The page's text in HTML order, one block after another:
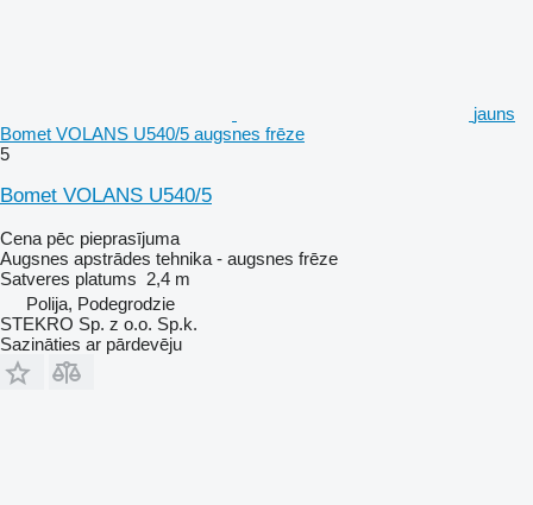
jauns
Bomet VOLANS U540/5 augsnes frēze
5
Bomet VOLANS U540/5
Cena pēc pieprasījuma
Augsnes apstrādes tehnika - augsnes frēze
Satveres platums 2,4 m
Polija, Podegrodzie
STEKRO Sp. z o.o. Sp.k.
Sazināties ar pārdevēju